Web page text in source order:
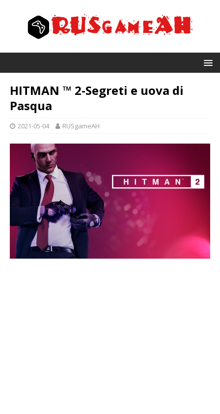
HITMAN ™ 2-Segreti e uova di
Pasqua
2021-05-04 RUSgameAH